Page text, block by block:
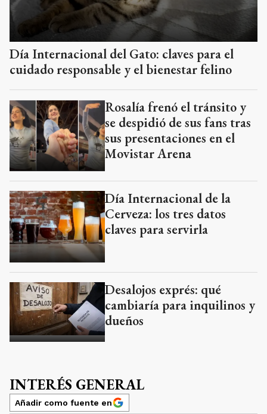
Día Internacional del Gato: claves para el
cuidado responsable y el bienestar felino
Rosalía frenó el tránsito y
se despidió de sus fans tras
sus presentaciones en el
Movistar Arena
Día Internacional de la
Cerveza: los tres datos
claves para servirla
Desalojos exprés: qué
cambiaría para inquilinos y
dueños
INTERÉS GENERAL
Añadir como fuente en